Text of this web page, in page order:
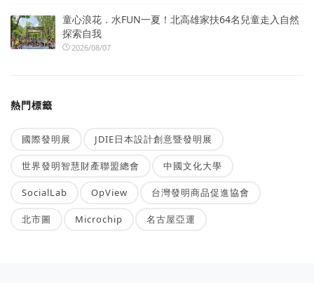
童心浪花．水FUN一夏！北高雄家扶64名兒童走入自然
探索自我
2026/08/07
熱門標籤
國際發明展 JDIE日本設計創意暨發明展
世界發明智慧財產聯盟總會 中國文化大學
SocialLab OpView 台灣發明商品促進協會
北市圖 Microchip 名古屋亞運